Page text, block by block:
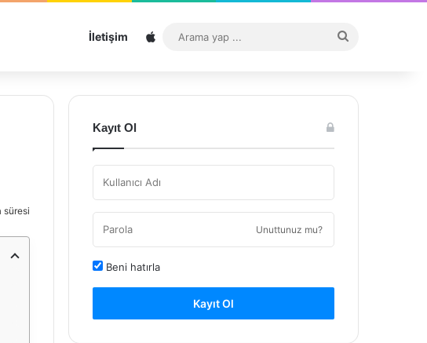
İletişim Sitemap
...
süresi
Kayıt Ol
Unuttunuz mu?
Beni hatırla
Kayıt Ol